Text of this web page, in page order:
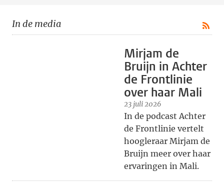
In de media
Mirjam de
Bruijn in Achter
de Frontlinie
over haar Mali
23 juli 2026
In de podcast Achter
de Frontlinie vertelt
hoogleraar Mirjam de
Bruijn meer over haar
ervaringen in Mali.